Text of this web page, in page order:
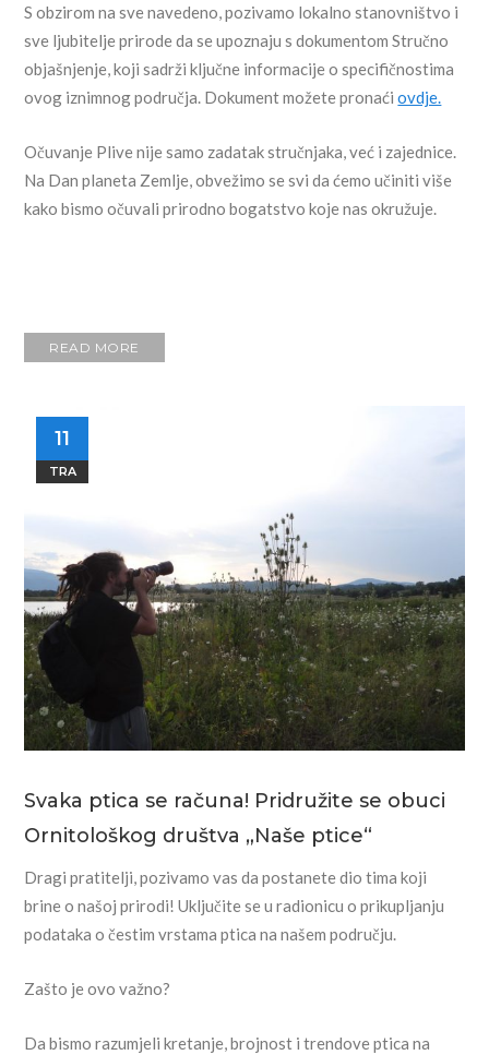
S obzirom na sve navedeno, pozivamo lokalno stanovništvo i
sve ljubitelje prirode da se upoznaju s dokumentom Stručno
objašnjenje, koji sadrži ključne informacije o specifičnostima
ovog iznimnog područja. Dokument možete pronaćiovdje.
Očuvanje Plive nije samo zadatak stručnjaka, već i zajednice.
Na Dan planeta Zemlje, obvežimo se svi da ćemo učiniti više
kako bismo očuvali prirodno bogatstvo koje nas okružuje.
READ MORE
11
TRA
Svaka ptica se računa! Pridružite se obuci
Ornitološkog društva „Naše ptice“
Dragi pratitelji, pozivamo vas da postanete dio tima koji
brine o našoj prirodi! Uključite se u radionicu o prikupljanju
podataka o čestim vrstama ptica na našem području.
Zašto je ovo važno?
Da bismo razumjeli kretanje, brojnost i trendove ptica na